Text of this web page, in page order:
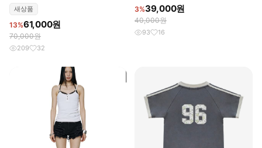
Black
새상품
13%61,000원
70,000원
209 32
3%39,000원
40,000원
93 16